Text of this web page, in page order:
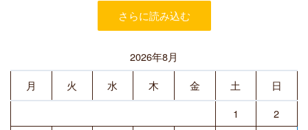
さらに読み込む
2026年8月
月
火 水 木 金 土
日
1
2